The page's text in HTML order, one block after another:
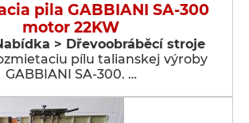
pila GABBIANI SA-300
motor 22KW
> Dřevoobráběcí stroje
pílu talianskej výroby
GABBIANI SA-300. …